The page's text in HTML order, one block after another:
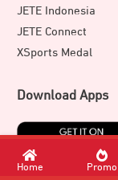
JETE Indonesia
JETE Connect
XSports Medal
Download Apps
Home Promo